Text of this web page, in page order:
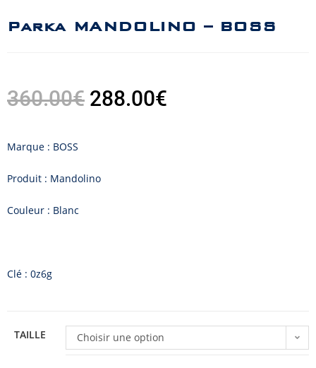
Parka MANDOLINO – BOSS
360.00€ 288.00€
Marque : BOSS
Produit : Mandolino
Couleur : Blanc
Clé : 0z6g
TAILLE Choisir une option